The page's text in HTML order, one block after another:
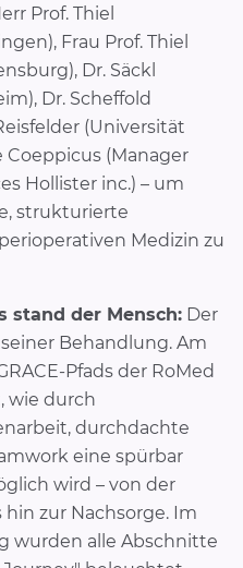
Prof. Thiel
Frau Prof. Thiel
Dr. Säckl
Dr. Scheffold
(Universität
(Manager
Hollister inc.) – um
strukturierte
Medizin zu
stand der Mensch: Der
Behandlung. Am
Pfads der RoMed
wie durch
durchdachte
eine spürbar
wird – von der
zur Nachsorge. Im
wurden alle Abschnitte